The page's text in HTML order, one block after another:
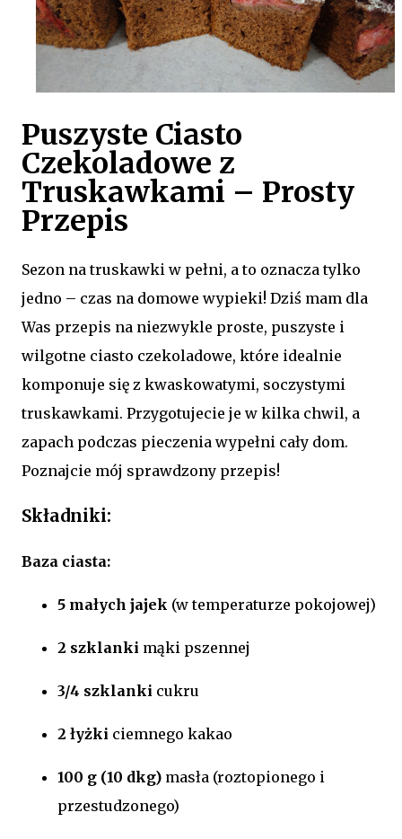
Puszyste Ciasto
Czekoladowe z
Truskawkami – Prosty
Przepis
Sezon na truskawki w pełni, a to oznacza tylko
jedno – czas na domowe wypieki! Dziś mam dla
Was przepis na niezwykle proste, puszyste i
wilgotne ciasto czekoladowe, które idealnie
komponuje się z kwaskowatymi, soczystymi
truskawkami. Przygotujecie je w kilka chwil, a
zapach podczas pieczenia wypełni cały dom.
Poznajcie mój sprawdzony przepis!
Składniki:
Baza ciasta:
5 małych jajek (w temperaturze pokojowej)
2 szklanki mąki pszennej
3/4 szklanki cukru
2 łyżki ciemnego kakao
100 g (10 dkg) masła (roztopionego i
przestudzonego)